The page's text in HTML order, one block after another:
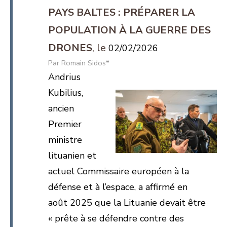
PAYS BALTES : PRÉPARER LA
POPULATION À LA GUERRE DES
DRONES
02/02/2026
Romain Sidos*
Andrius
Kubilius,
ancien
Premier
ministre
lituanien et
actuel Commissaire européen à la
défense et à l’espace, a affirmé en
août 2025 que la Lituanie devait être
« prête à se défendre contre des